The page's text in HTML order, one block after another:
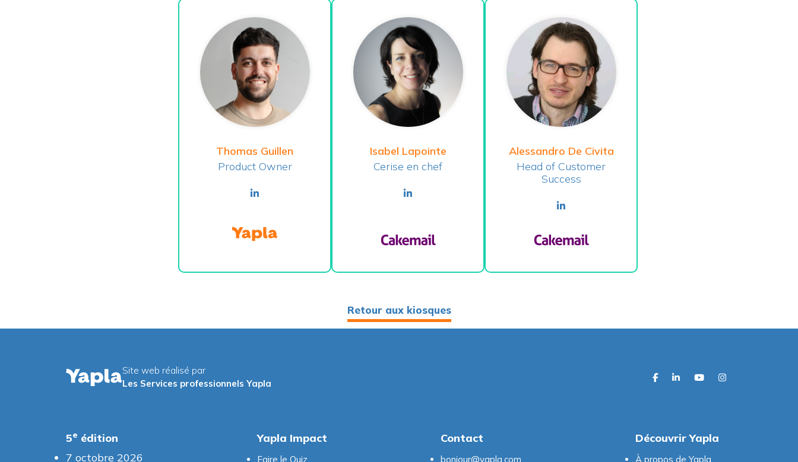
Thomas Guillen
Product Owner
linkedin
Isabel Lapointe
Cerise en chef
linkedin
Alessandro De Civita
Head of Customer
Success
linkedin
Retour aux kiosques
Site web réalisé par
Les Services professionnels Yapla
facebooklinkedinyoutubeinstagram
5e édition
7 octobre 2026
Yapla Impact
Faire le Quiz
Contact
bonjour@yapla.com
Découvrir Yapla
À propos de Yapla